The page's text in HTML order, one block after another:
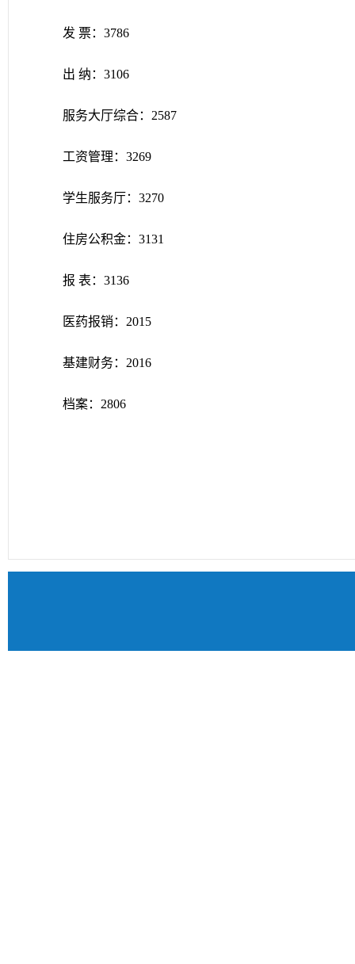
发 票： 3786
出 纳： 3106
服务大厅综合： 2587
工资管理： 3269
学生服务厅： 3270
住房公积金： 3131
报 表： 3136
医药报销： 2015
基建财务： 2016
档案： 2806